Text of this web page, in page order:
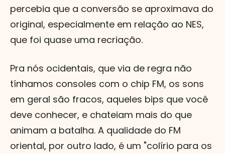
percebia que a conversão se aproximava do
original, especialmente em relação ao NES,
que foi quase uma recriação.
Pra nós ocidentais, que via de regra não
tínhamos consoles com o chip FM, os sons
em geral são fracos, aqueles bips que você
deve conhecer, e chateiam mais do que
animam a batalha. A qualidade do FM
oriental, por outro lado, é um "colírio para os